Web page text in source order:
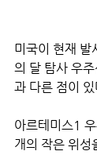
미국이 현재 발
의 달 탐사 우
과 다른 점이
아르테미스1
개의 작은 위성